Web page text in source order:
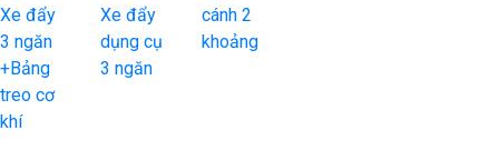
Xe đẩy
3 ngăn
+Bảng
treo cơ
khí
Xe đẩy
dụng cụ
3 ngăn
cánh 2
khoảng